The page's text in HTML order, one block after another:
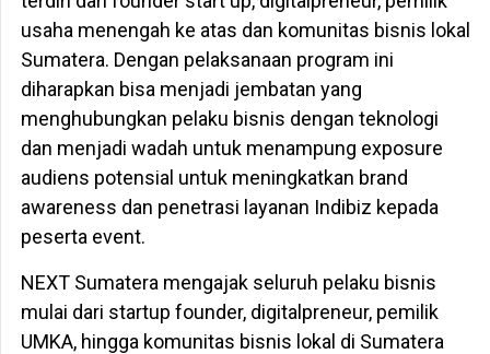
usaha menengah ke atas dan komunitas bisnis lokal
Sumatera. Dengan pelaksanaan program ini
diharapkan bisa menjadi jembatan yang
menghubungkan pelaku bisnis dengan teknologi
dan menjadi wadah untuk menampung exposure
audiens potensial untuk meningkatkan brand
awareness dan penetrasi layanan Indibiz kepada
peserta event.
NEXT Sumatera mengajak seluruh pelaku bisnis
mulai dari startup founder, digitalpreneur, pemilik
UMKA, hingga komunitas bisnis lokal di Sumatera